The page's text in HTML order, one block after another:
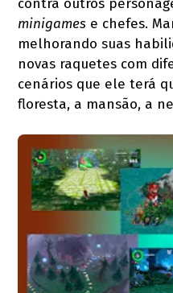
contra outros
minigames e chefes.
melhorando suas
novas raquetes com
cenários que ele terá
floresta, a mansão, a